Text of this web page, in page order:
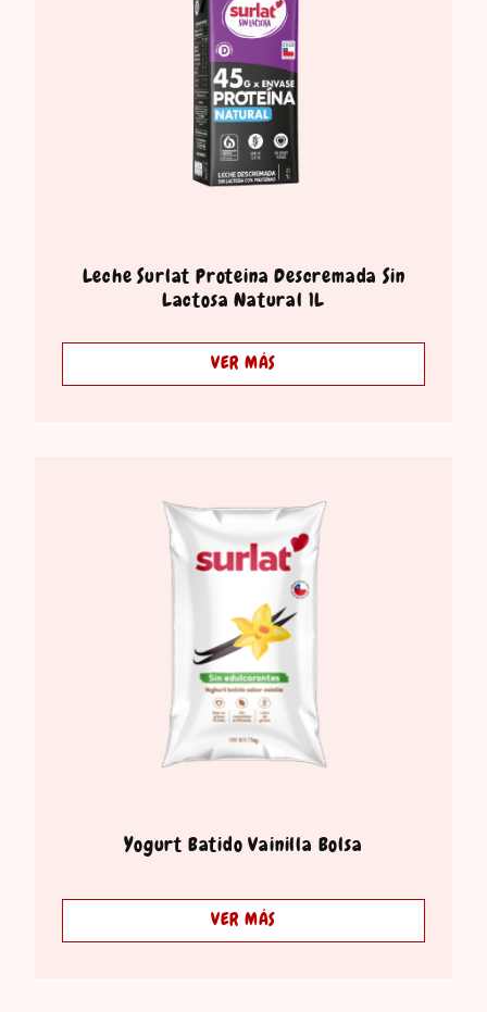
Leche Surlat Proteina Descremada Sin
Lactosa Natural 1L
VER MÁS
Yogurt Batido Vainilla Bolsa
VER MÁS